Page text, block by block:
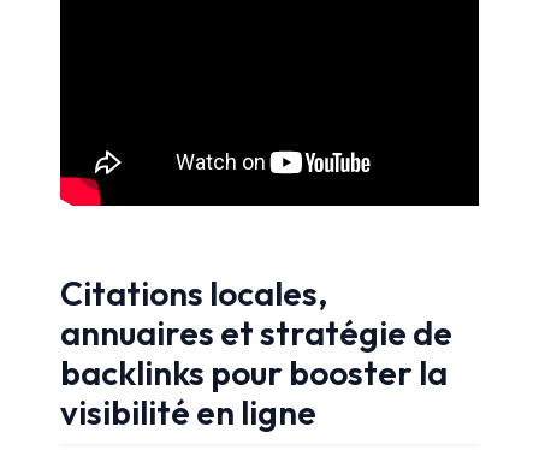
Citations locales,
annuaires et stratégie de
backlinks pour booster la
visibilité en ligne